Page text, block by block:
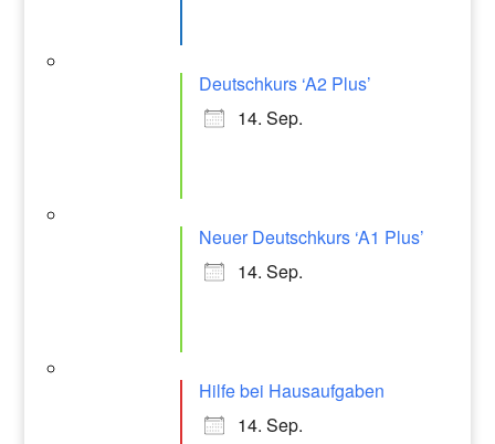
Deutschkurs ‘A2 Plus’
14. Sep.
Neuer Deutschkurs ‘A1 Plus’
14. Sep.
Hilfe bei Hausaufgaben
14. Sep.